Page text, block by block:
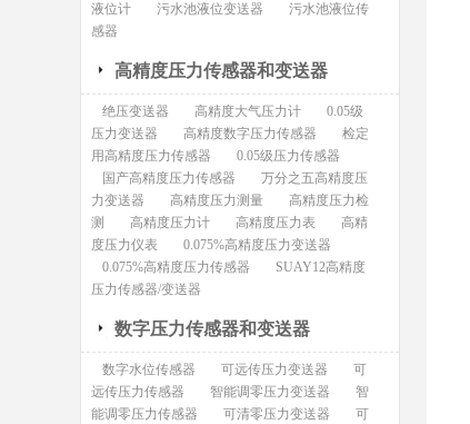
液位计
污水池液位变送器
污水池液位传
感器
高精度压力传感器和变送器
绝压变送器 高精度大气压力计
0.05级
压力变送器
高精度数字压力传感器
检定
用高精度压力传感器
0.05级压力传感器
国产高精度压力传感器
万分之五高精度压
力变送器
高精度压力测量
高精度压力检
测
高精度压力计 高精度压力表
高精
度压力仪表
0.075%高精度压力变送器
0.075%高精度压力传感器
SUAY12高精度
压力传感器/变送器
数字压力传感器和变送器
数字水位传感器 可远传压力变送器
可
远传压力传感器
智能调零压力变送器
智
能调零压力传感器
可清零压力变送器
可